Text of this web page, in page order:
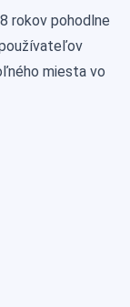
rokov pohodlne
miesta vo